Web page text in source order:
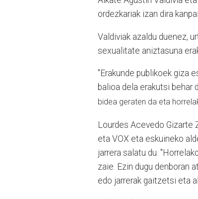
ordezkariak izan dira
Valdiviak azaldu duenez,
sexualitate aniztasuna
"Erakunde publikoek giza
balioa dela erakutsi behar
bidea geraten da eta
Lourdes Acevedo Gizarte
eta VOX eta eskuineko
jarrera salatu du.
zaie. Ezin dugu denboran
edo jarrerak gaitzetsi eta